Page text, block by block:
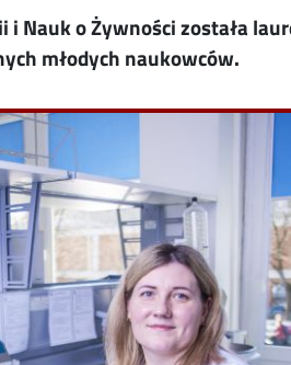
i Nauk o Żywności została
młodych naukowców.